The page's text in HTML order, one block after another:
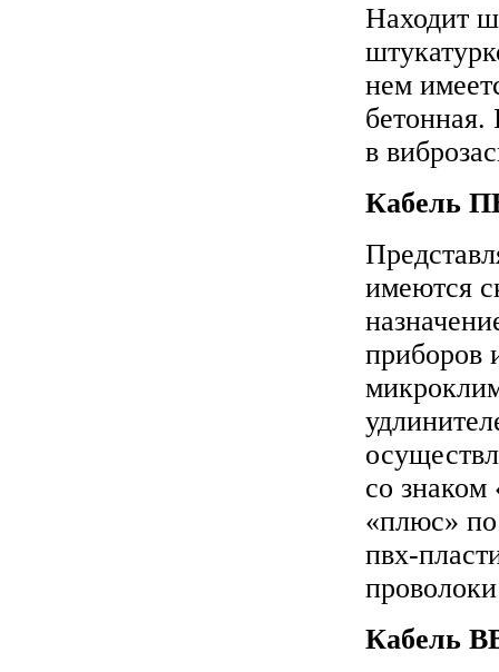
Находит
нем
бетонная.
в
Кабель
имеются
приборов
со знаком
«плюс»
пвх-
Кабель